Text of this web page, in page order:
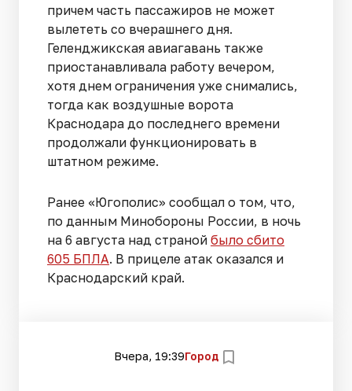
причем часть пассажиров не может
вылететь со вчерашнего дня.
Геленджикская авиагавань также
приостанавливала работу вечером,
хотя днем ограничения уже снимались,
тогда как воздушные ворота
Краснодара до последнего времени
продолжали функционировать в
штатном режиме.
Ранее «Югополис» сообщал о том, что,
по данным Минобороны России, в ночь
на 6 августа над страной было сбито
605 БПЛА. В прицеле атак оказался и
Краснодарский край.
Вчера, 19:39Город